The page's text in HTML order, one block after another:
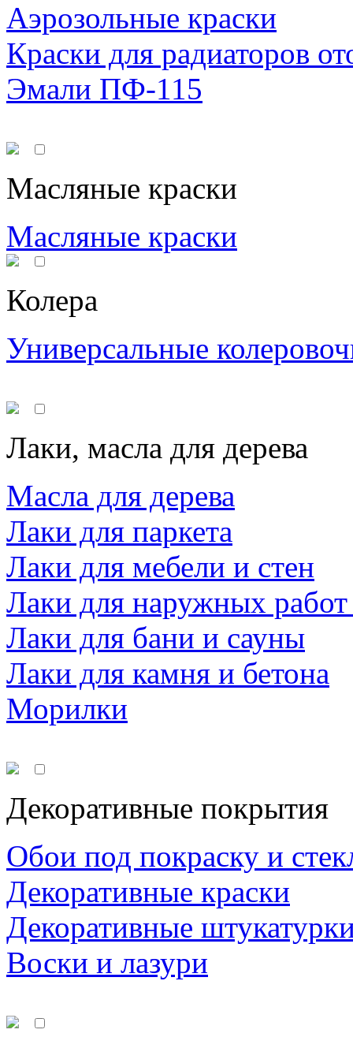
Аэрозольные краски
Краски для радиаторов
Эмали ПФ-115
Масляные краски
Масляные краски
Колера
Универсальные
Лаки, масла для дерева
Масла для дерева
Лаки для паркета
Лаки для мебели и стен
Лаки для наружных
Лаки для бани и сауны
Лаки для камня и бетона
Морилки
Декоративные покрытия
Обои под покраску и
Декоративные краски
Декоративные
Воски и лазури